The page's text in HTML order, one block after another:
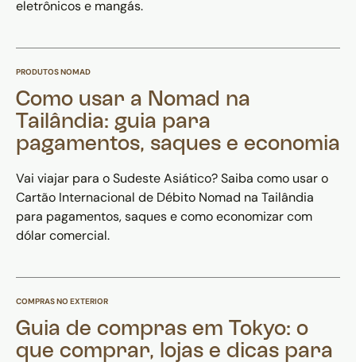
eletrônicos e mangás.
PRODUTOS NOMAD
Como usar a Nomad na
Tailândia: guia para
pagamentos, saques e economia
Vai viajar para o Sudeste Asiático? Saiba como usar o
Cartão Internacional de Débito Nomad na Tailândia
para pagamentos, saques e como economizar com
dólar comercial.
COMPRAS NO EXTERIOR
Guia de compras em Tokyo: o
que comprar, lojas e dicas para